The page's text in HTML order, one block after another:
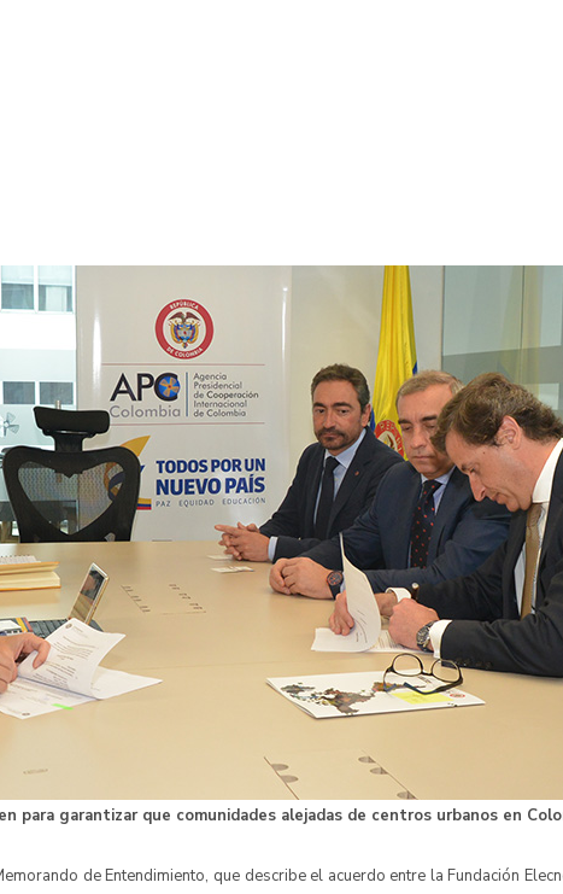
para garantizar que comunidades alejadas de centros urbanos en
de Entendimiento, que describe el acuerdo entre la Fundación